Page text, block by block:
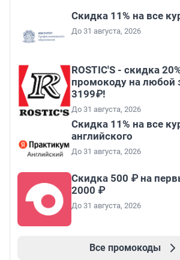
Скидка 11% на все
До 31 августа, 2026
ROSTIC'S - скидка
промокоду на любой
3199₽!
До 31 августа, 2026
Скидка 11% на все
английского
До 31 августа, 2026
Скидка 500 ₽ на
2000 ₽
До 31 августа, 2026
Все промокоды